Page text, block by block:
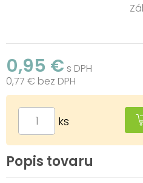
0,95 € s DPH
0,77 € bez DPH
ks
Popis tovaru